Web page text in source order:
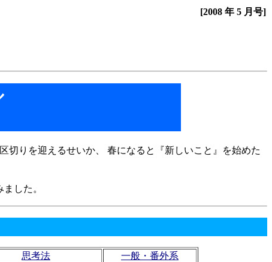
[2008 年 5 月号]
切りを迎えるせいか、 春になると『新しいこと』を始めた
した。
思考法
一般・番外系